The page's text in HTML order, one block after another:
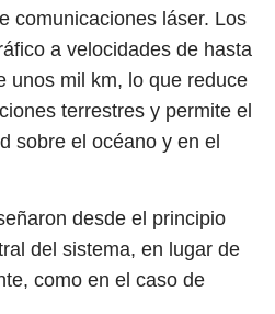
comunicaciones láser. Los
a velocidades de hasta
unos mil km, lo que reduce
terrestres y permite el
sobre el océano y en el
desde el principio
del sistema, en lugar de
como en el caso de